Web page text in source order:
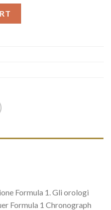
Formula 1. Gli orologi
Formula 1 Chronograph